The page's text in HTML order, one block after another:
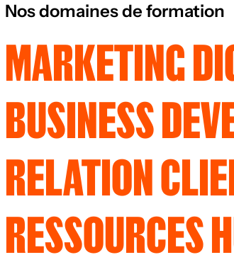
Nos domaines de formation
MARKETING
BUSINESS
RELATION
RESSOURCES